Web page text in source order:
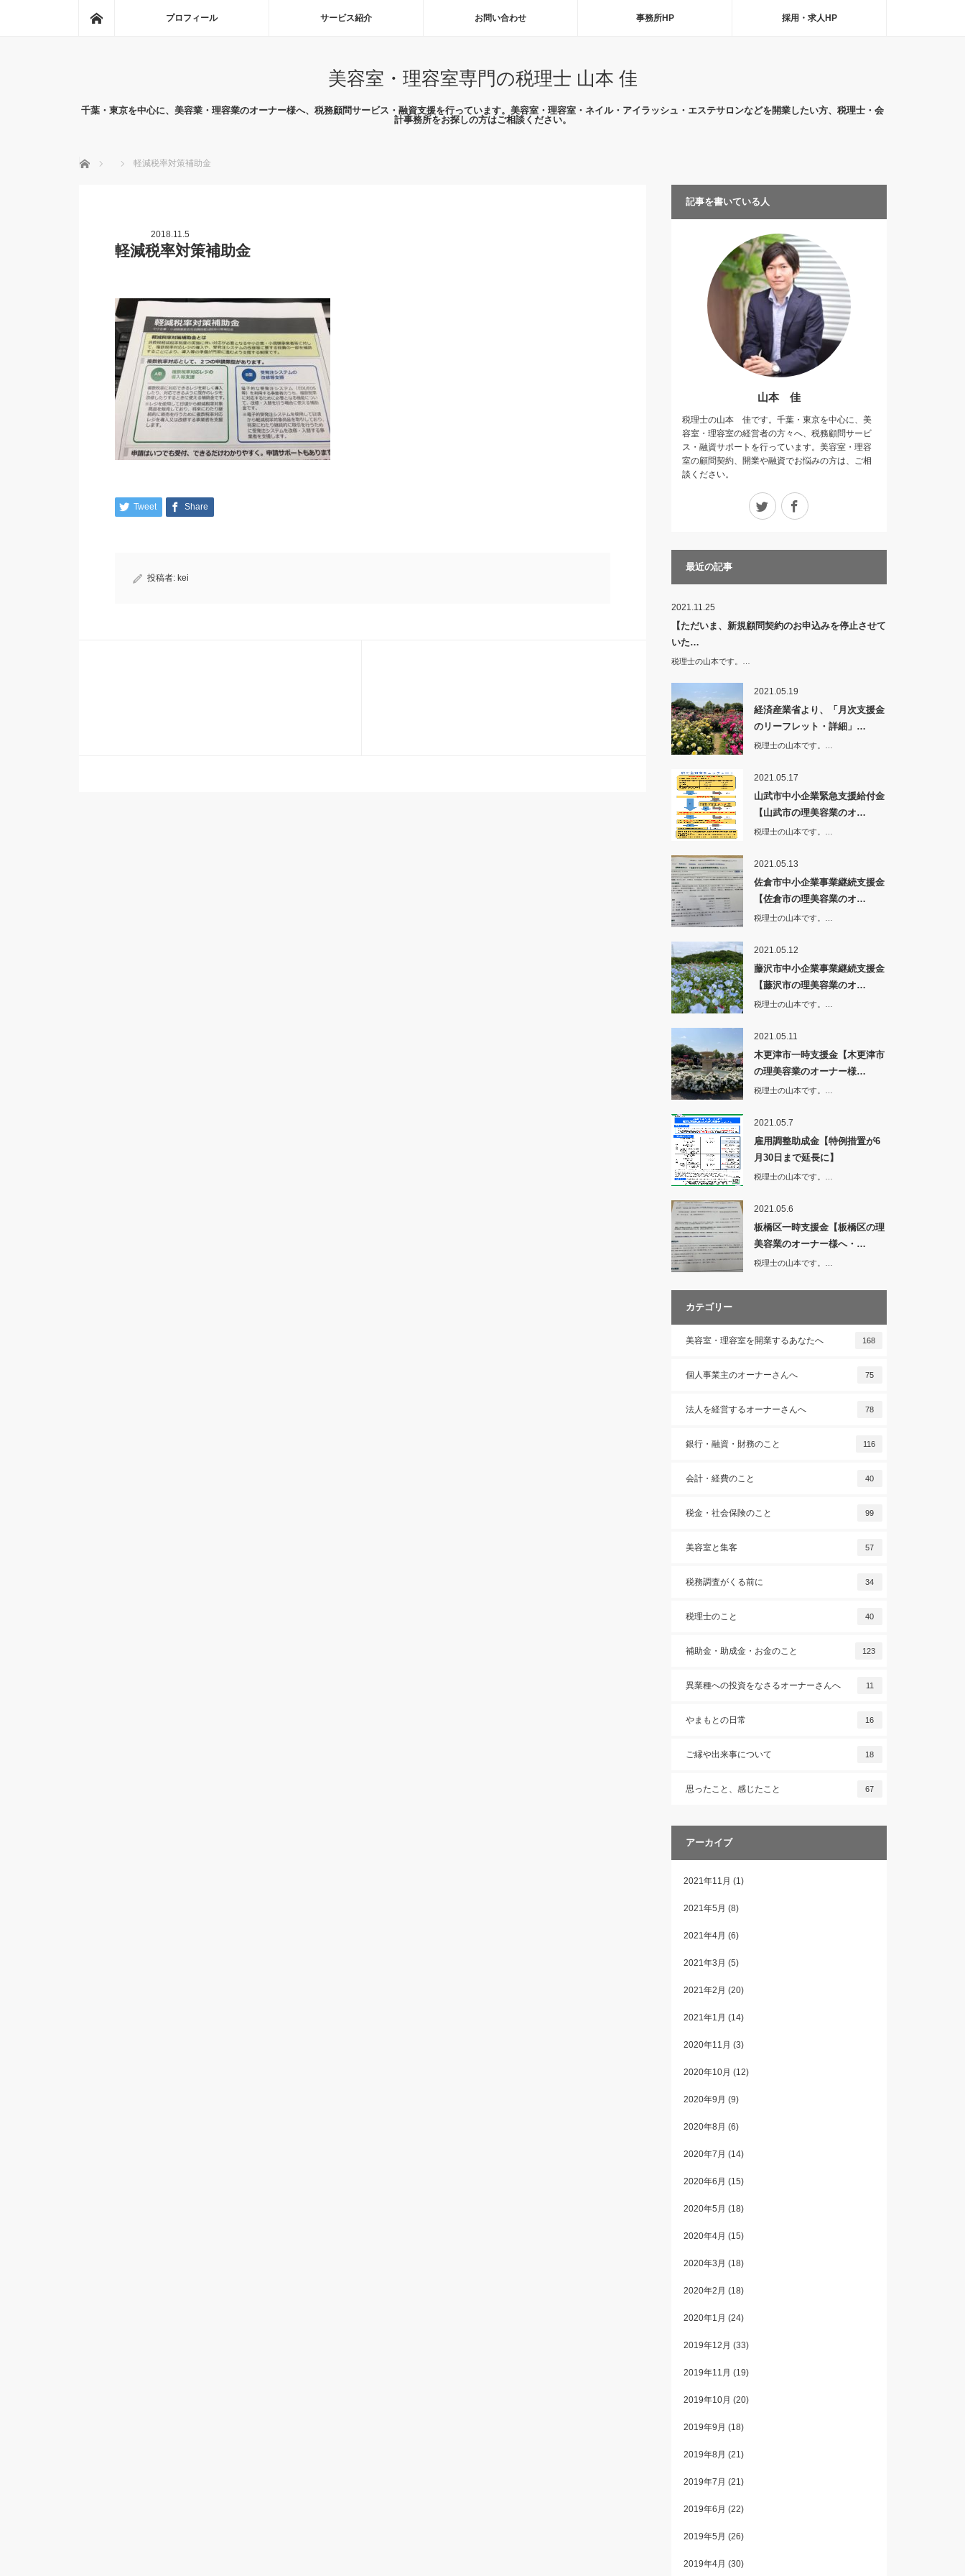
プロフィール サービス紹介 お問い合わせ 事務所HP 採用・求人HP
美容室・理容室専門の税理士 山本 佳
千葉・東京を中心に、美容業・理容業のオーナー様へ、税務顧問サービス・融資支援を行っています。美容室・理容室・ネイル・アイラッシュ・エステサロンなどを開業したい方、税理士・会
計事務所をお探しの方はご相談ください。
ホーム 軽減税率対策補助金
2018.11.5
軽減税率対策補助金
Tweet Share
投稿者: kei
記事を書いている人
山本 佳
税理士の山本 佳です。千葉・東京を中心に、美
容室・理容室の経営者の方々へ、税務顧問サービ
ス・融資サポートを行っています。美容室・理容
室の顧問契約、開業や融資でお悩みの方は、ご相
談ください。
Twitter
最近の記事
2021.11.25
【ただいま、新規顧問契約のお申込みを停止させて
いた…
税理士の山本です。…
2021.05.19
経済産業省より、「月次支援金
のリーフレット・詳細」…
税理士の山本です。…
2021.05.17
山武市中小企業緊急支援給付金
【山武市の理美容業のオ…
税理士の山本です。…
2021.05.13
佐倉市中小企業事業継続支援金
【佐倉市の理美容業のオ…
税理士の山本です。…
2021.05.12
藤沢市中小企業事業継続支援金
【藤沢市の理美容業のオ…
税理士の山本です。…
2021.05.11
木更津市一時支援金【木更津市
の理美容業のオーナー様…
税理士の山本です。…
2021.05.7
雇用調整助成金【特例措置が6
月30日まで延長に】
税理士の山本です。…
2021.05.6
板橋区一時支援金【板橋区の理
美容業のオーナー様へ・…
税理士の山本です。…
カテゴリー
美容室・理容室を開業するあなたへ 168
個人事業主のオーナーさんへ 75
法人を経営するオーナーさんへ 78
銀行・融資・財務のこと 116
会計・経費のこと 40
税金・社会保険のこと 99
美容室と集客 57
税務調査がくる前に 34
税理士のこと 40
補助金・助成金・お金のこと 123
異業種への投資をなさるオーナーさんへ 11
やまもとの日常 16
ご縁や出来事について 18
思ったこと、感じたこと 67
アーカイブ
2021年11月 (1)
2021年5月 (8)
2021年4月 (6)
2021年3月 (5)
2021年2月 (20)
2021年1月 (14)
2020年11月 (3)
2020年10月 (12)
2020年9月 (9)
2020年8月 (6)
2020年7月 (14)
2020年6月 (15)
2020年5月 (18)
2020年4月 (15)
2020年3月 (18)
2020年2月 (18)
2020年1月 (24)
2019年12月 (33)
2019年11月 (19)
2019年10月 (20)
2019年9月 (18)
2019年8月 (21)
2019年7月 (21)
2019年6月 (22)
2019年5月 (26)
2019年4月 (30)